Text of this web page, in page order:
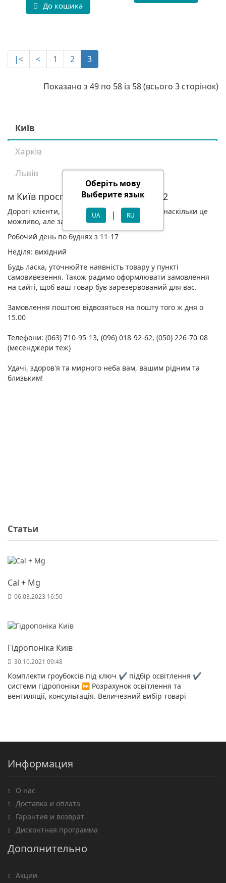
Оберіть мову
Выберите язык
UA | RU
До кошика
|< < 1 2 3
Показано з 49 по 58 із 58 (всього 3 сторінок)
Київ
Харків
Львів
м Київ проспект Голосіївський, 98/2
Дорогі клієнти, ми знову працюємо для вас, наскільки це
можливо, але за зміненим графіком.
Робочий день по буднях з 11-17
Неділя: вихідний
Будь ласка, уточнюйте наявність товару у пункті
самовивезення. Також радимо оформлювати замовлення
на сайті, щоб ваш товар був зарезервований для вас.
Замовлення поштою відвозяться на пошту того ж дня о
15.00
Телефони: (063) 710-95-13, (096) 018-92-62, (050) 226-70-08
(месенджери теж)
Удачі, здоров'я та мирного неба вам, вашим рідним та
близьким!
Статьи
Cal + Mg
06.03.2023 16:50
Гідропоніка Київ
30.10.2021 09:48
Комплекти гроубоксів під ключ ✔️ підбір освітлення ✔️
системи гідропоніки ⏩ Розрахунок освітлення та
вентиляції, консультація. Величезний вибір товарі
Информация
О нас
Доставка и оплата
Гарантия и возврат
Дисконтная программа
Дополнительно
Акции